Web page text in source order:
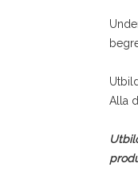
Alla